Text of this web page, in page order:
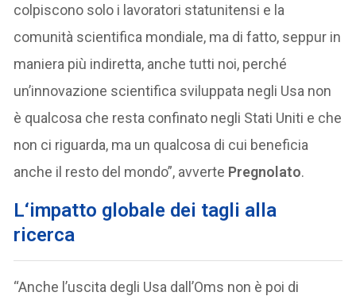
colpiscono solo i lavoratori statunitensi e la
comunità scientifica mondiale, ma di fatto, seppur in
maniera più indiretta, anche tutti noi, perché
un’innovazione scientifica sviluppata negli Usa non
è qualcosa che resta confinato negli Stati Uniti e che
non ci riguarda, ma un qualcosa di cui beneficia
anche il resto del mondo”, avverte Pregnolato.
L‘impatto globale dei tagli alla
ricerca
“Anche l’uscita degli Usa dall’Oms non è poi di